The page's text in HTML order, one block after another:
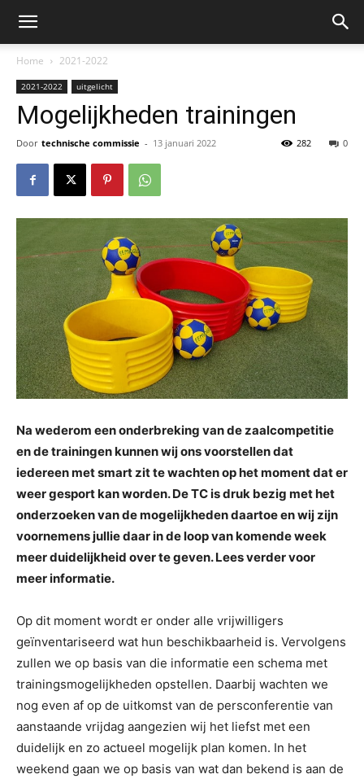
Home 2021-2022
2021-2022 uitgelicht
Mogelijkheden trainingen
Door technische commissie - 13 januari 2022 0
282
Na wederom een onderbreking van de zaalcompetitie
en de trainingen kunnen wij ons voorstellen dat
iedereen met smart zit te wachten op het moment dat er
weer gesport kan worden. De TC is druk bezig met het
onderzoeken van de mogelijkheden daartoe en wij zijn
voornemens jullie daar in de loop van komende week
meer duidelijkheid over te geven. Lees verder voor
meer informatie.
Op dit moment wordt er onder alle vrijwilligers
geïnventariseerd wat hun beschikbaarheid is. Vervolgens
zullen we op basis van die informatie een schema met
trainingsmogelijkheden opstellen. Daarbij wachten we
nog even af op de uitkomst van de persconferentie van
aanstaande vrijdag aangezien wij het liefst met een
duidelijk en zo actueel mogelijk plan komen. In het
weekend gaan we op basis van wat dan bekend is aan de